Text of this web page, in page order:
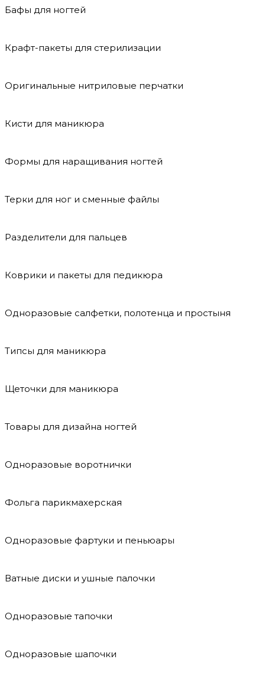
Бафы для ногтей
Крафт-пакеты для стерилизации
Оригинальные нитриловые перчатки
Кисти для маникюра
Формы для наращивания ногтей
Терки для ног и сменные файлы
Разделители для пальцев
Коврики и пакеты для педикюра
Одноразовые салфетки, полотенца и простыня
Типсы для маникюра
Щеточки для маникюра
Товары для дизайна ногтей
Одноразовые воротнички
Фольга парикмахерская
Одноразовые фартуки и пеньюары
Ватные диски и ушные палочки
Одноразовые тапочки
Одноразовые шапочки